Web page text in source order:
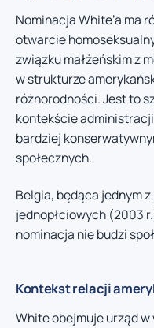
Nominacja White’a ma
otwarcie
związku małżeńskim z
w strukturze
różnorodności. Jest to
kontekście
bardziej
społecznych.
Belgia, będąca jednym
jednopłciowych (2003
nominacja nie budzi
Kontekst relacji
White obejmuje urząd